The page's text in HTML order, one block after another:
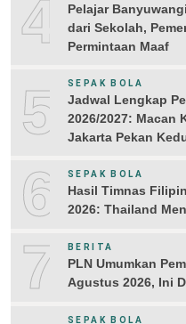
4
Pelajar
dari Sekolah,
Permintaan Maaf
5 SEPAK BOLA
Jadwal Lengkap
2026/2027: Macan
Jakarta Pekan
6 SEPAK BOLA
Hasil Timnas
2026: Thailand
7 BERITA
PLN Umumkan
Agustus 2026, Ini
SEPAK BOLA